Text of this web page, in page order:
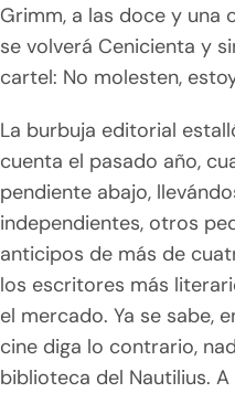
Grimm, a las doce y una
se volverá Cenicienta y
cartel: No molesten,
La burbuja editorial
cuenta el pasado año,
pendiente abajo,
independientes, otros
anticipos de más de
los escritores más
el mercado. Ya se sabe,
cine diga lo contrario,
biblioteca del Nautilius.